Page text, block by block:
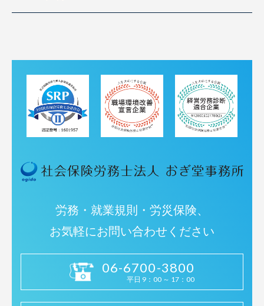
労務・就業規則・労災保険、
お気軽にお問い合わせください
06-6700-3800
平日 9：00 ～ 17：00